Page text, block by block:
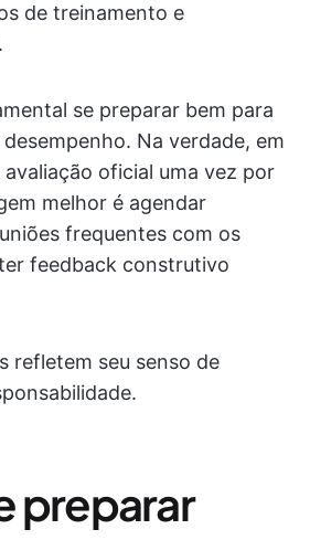
de treinamento e
se preparar bem para
Na verdade, em
oficial uma vez por
melhor é agendar
frequentes com os
feedback construtivo
refletem seu senso de
preparar